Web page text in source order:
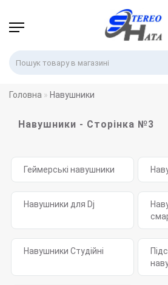
Головна Навушники
Навушники - Сторінка №3
Геймерські навушники
Навушники для Dj
Навушники Студійні